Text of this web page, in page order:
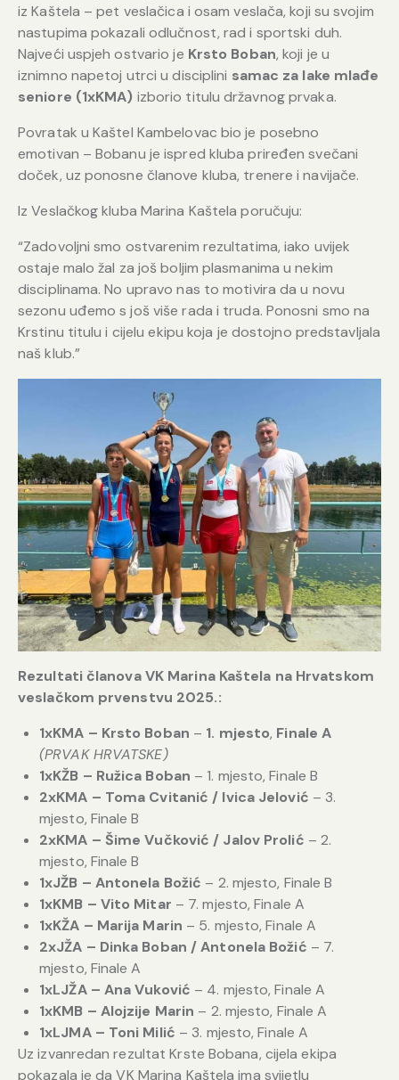
iz Kaštela – pet veslačica i osam veslača, koji su svojim
nastupima pokazali odlučnost, rad i sportski duh.
Najveći uspjeh ostvario je Krsto Boban, koji je u
iznimno napetoj utrci u disciplini samac za lake mlađe
seniore (1xKMA) izborio titulu državnog prvaka.
Povratak u Kaštel Kambelovac bio je posebno
emotivan – Bobanu je ispred kluba priređen svečani
doček, uz ponosne članove kluba, trenere i navijače.
Iz Veslačkog kluba Marina Kaštela poručuju:
“Zadovoljni smo ostvarenim rezultatima, iako uvijek
ostaje malo žal za još boljim plasmanima u nekim
disciplinama. No upravo nas to motivira da u novu
sezonu uđemo s još više rada i truda. Ponosni smo na
Krstinu titulu i cijelu ekipu koja je dostojno predstavljala
naš klub.”
Rezultati članova VK Marina Kaštela na Hrvatskom
veslačkom prvenstvu 2025.:
1xKMA – Krsto Boban – 1. mjesto, Finale A
(PRVAK HRVATSKE)
1xKŽB – Ružica Boban – 1. mjesto, Finale B
2xKMA – Toma Cvitanić / Ivica Jelović – 3.
mjesto, Finale B
2xKMA – Šime Vučković / Jalov Prolić – 2.
mjesto, Finale B
1xJŽB – Antonela Božić – 2. mjesto, Finale B
1xKMB – Vito Mitar – 7. mjesto, Finale A
1xKŽA – Marija Marin – 5. mjesto, Finale A
2xJŽA – Dinka Boban / Antonela Božić – 7.
mjesto, Finale A
1xLJŽA – Ana Vuković – 4. mjesto, Finale A
1xKMB – Alojzije Marin – 2. mjesto, Finale A
1xLJMA – Toni Milić – 3. mjesto, Finale A
Uz izvanredan rezultat Krste Bobana, cijela ekipa
pokazala je da VK Marina Kaštela ima svijetlu